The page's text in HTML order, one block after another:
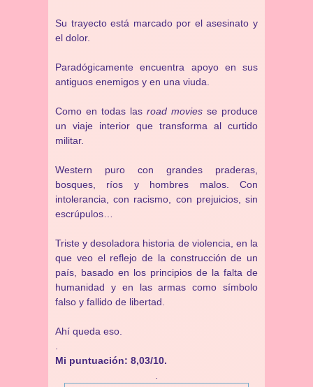
Su trayecto está marcado por el asesinato y
el dolor.
Paradógicamente encuentra apoyo en sus
antiguos enemigos y en una viuda.
Como en todas las road movies se produce
un viaje interior que transforma al curtido
militar.
Western puro con grandes praderas,
bosques, ríos y hombres malos. Con
intolerancia, con racismo, con prejuicios, sin
escrúpulos…
Triste y desoladora historia de violencia, en la
que veo el reflejo de la construcción de un
país, basado en los principios de la falta de
humanidad y en las armas como símbolo
falso y fallido de libertad.
Ahí queda eso.
Mi puntuación: 8,03/10.